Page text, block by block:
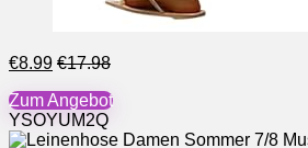
€8.99 €17.98
Zum Angebot
YSOYUM2Q